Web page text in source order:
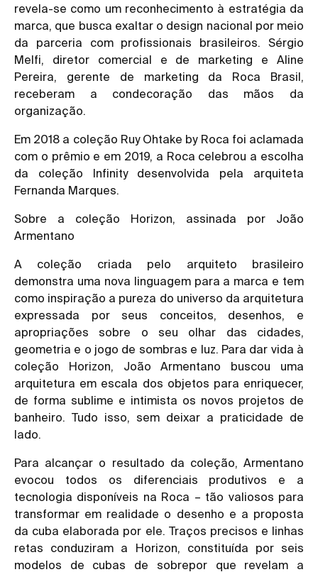
revela-se como um reconhecimento à estratégia da
marca, que busca exaltar o design nacional por meio
da parceria com profissionais brasileiros. Sérgio
Melfi, diretor comercial e de marketing e Aline
Pereira, gerente de marketing da Roca Brasil,
receberam a condecoração das mãos da
organização.
Em 2018 a coleção Ruy Ohtake by Roca foi aclamada
com o prêmio e em 2019, a Roca celebrou a escolha
da coleção Infinity desenvolvida pela arquiteta
Fernanda Marques.
Sobre a coleção Horizon, assinada por João
Armentano
A coleção criada pelo arquiteto brasileiro
demonstra uma nova linguagem para a marca e tem
como inspiração a pureza do universo da arquitetura
expressada por seus conceitos, desenhos, e
apropriações sobre o seu olhar das cidades,
geometria e o jogo de sombras e luz. Para dar vida à
coleção Horizon, João Armentano buscou uma
arquitetura em escala dos objetos para enriquecer,
de forma sublime e intimista os novos projetos de
banheiro. Tudo isso, sem deixar a praticidade de
lado.
Para alcançar o resultado da coleção, Armentano
evocou todos os diferenciais produtivos e a
tecnologia disponíveis na Roca – tão valiosos para
transformar em realidade o desenho e a proposta
da cuba elaborada por ele. Traços precisos e linhas
retas conduziram a Horizon, constituída por seis
modelos de cubas de sobrepor que revelam a